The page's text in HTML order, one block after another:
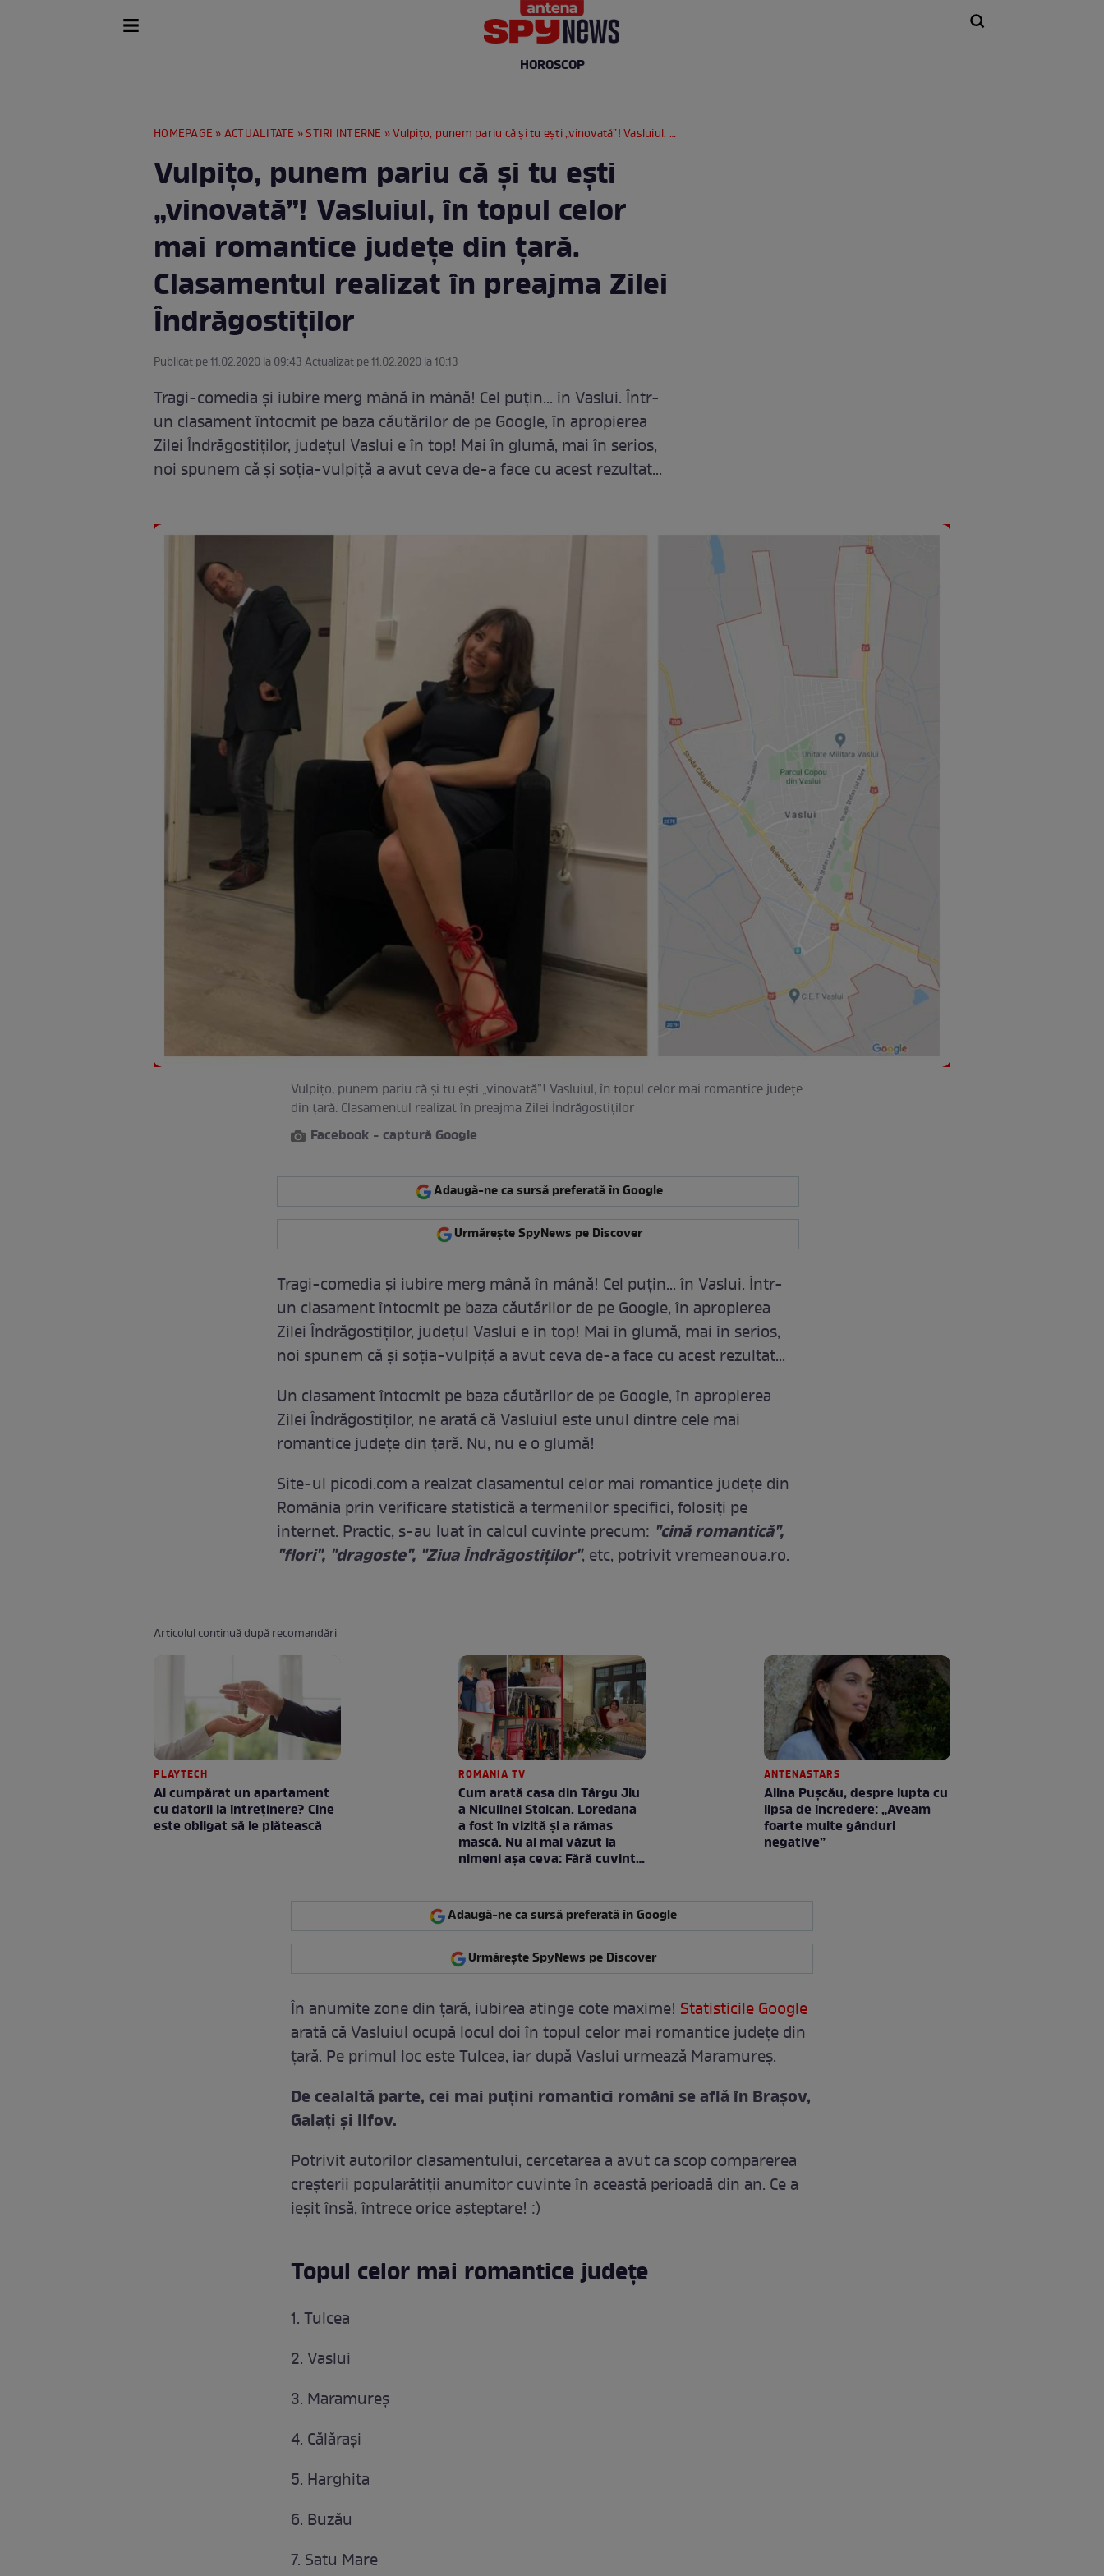
HOROSCOP
HOMEPAGE »ACTUALITATE »STIRI INTERNE » Vulpiţo, punem pariu că şi tu eşti „vinovată”! Vasluiul, în topul celor mai romantice judeţe din ţară. Clasamentul realizat în preajma Zilei Îndrăgostiţilor
Vulpiţo, punem pariu că şi tu eşti
„vinovată”! Vasluiul, în topul celor
mai romantice judeţe din ţară.
Clasamentul realizat în preajma Zilei
Îndrăgostiţilor
Publicat pe 11.02.2020 la 09:43 Actualizat pe 11.02.2020 la 10:13
Tragi-comedia şi iubire merg mână în mână! Cel puţin... în Vaslui. Într-
un clasament întocmit pe baza căutărilor de pe Google, în apropierea
Zilei Îndrăgostiţilor, judeţul Vaslui e în top! Mai în glumă, mai în serios,
noi spunem că şi soţia-vulpiţă a avut ceva de-a face cu acest rezultat...
Vulpiţo, punem pariu că şi tu eşti „vinovată”! Vasluiul, în topul celor mai romantice judeţe
din ţară. Clasamentul realizat în preajma Zilei Îndrăgostiţilor
Facebook - captură Google
Adaugă-ne ca sursă preferată în Google
Urmărește SpyNews pe Discover
Tragi-comedia şi iubire merg mână în mână! Cel puţin... în Vaslui. Într-
un clasament întocmit pe baza căutărilor de pe Google, în apropierea
Zilei Îndrăgostiţilor, judeţul Vaslui e în top! Mai în glumă, mai în serios,
noi spunem că şi soţia-vulpiţă a avut ceva de-a face cu acest rezultat...
Un clasament întocmit pe baza căutărilor de pe Google, în apropierea
Zilei Îndrăgostiţilor, ne arată că Vasluiul este unul dintre cele mai
romantice judeţe din ţară. Nu, nu e o glumă!
Site-ul picodi.com a realzat clasamentul celor mai romantice judeţe din
România prin verificare statistică a termenilor specifici, folosiţi pe
internet. Practic, s-au luat în calcul cuvinte precum: "cină romantică",
"flori", "dragoste", "Ziua Îndrăgostiţilor", etc, potrivit vremeanoua.ro.
Articolul continuă după recomandări
PLAYTECH
Ai cumpărat un apartament
cu datorii la întreținere? Cine
este obligat să le plătească
ROMANIA TV
Cum arată casa din Târgu Jiu
a Niculinei Stoican. Loredana
a fost în vizită și a rămas
mască. Nu ai mai văzut la
nimeni așa ceva: Fără cuvinte
ANTENASTARS
Alina Pușcău, despre lupta cu
lipsa de încredere: „Aveam
foarte multe gânduri
negative”
Adaugă-ne ca sursă preferată în Google
Urmărește SpyNews pe Discover
În anumite zone din ţară, iubirea atinge cote maxime! Statisticile Google
arată că Vasluiul ocupă locul doi în topul celor mai romantice judeţe din
ţară. Pe primul loc este Tulcea, iar după Vaslui urmează Maramureş.
De cealaltă parte, cei mai puţini romantici români se află în Braşov,
Galaţi şi Ilfov.
Potrivit autorilor clasamentului, cercetarea a avut ca scop comparerea
creşterii popularătiţii anumitor cuvinte în această perioadă din an. Ce a
ieşit însă, întrece orice aşteptare! :)
Topul celor mai romantice judeţe​
1. Tulcea
2. Vaslui
3. Maramureş
4. Călăraşi
5. Harghita
6. Buzău
7. Satu Mare